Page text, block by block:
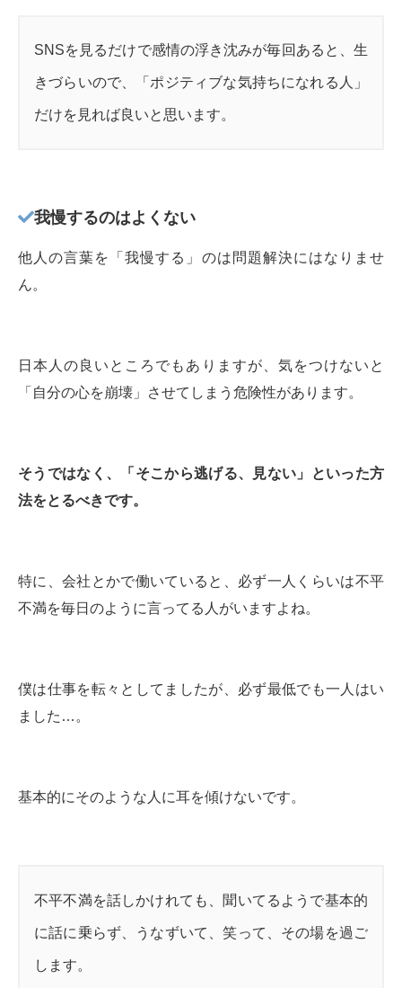
SNSを見るだけで感情の浮き沈みが毎回あると、生
きづらいので、「ポジティブな気持ちになれる人」
だけを見れば良いと思います。
我慢するのはよくない
他人の言葉を「我慢する」のは問題解決にはなりませ
ん。
日本人の良いところでもありますが、気をつけないと
「自分の心を崩壊」させてしまう危険性があります。
そうではなく、「そこから逃げる、見ない」といった方
法をとるべきです。
特に、会社とかで働いていると、必ず一人くらいは不平
不満を毎日のように言ってる人がいますよね。
僕は仕事を転々としてましたが、必ず最低でも一人はい
ました…。
基本的にそのような人に耳を傾けないです。
不平不満を話しかけれても、聞いてるようで基本的
に話に乗らず、うなずいて、笑って、その場を過ご
します。